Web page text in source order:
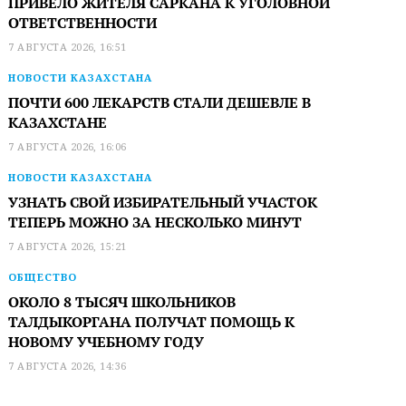
ОТВЕТСТВЕННОСТИ
7 АВГУСТА 2026, 16:51
НОВОСТИ КАЗАХСТАНА
ПОЧТИ 600 ЛЕКАРСТВ СТАЛИ ДЕШЕВЛЕ В
КАЗАХСТАНЕ
7 АВГУСТА 2026, 16:06
НОВОСТИ КАЗАХСТАНА
УЗНАТЬ СВОЙ ИЗБИРАТЕЛЬНЫЙ УЧАСТОК
ТЕПЕРЬ МОЖНО ЗА НЕСКОЛЬКО МИНУТ
7 АВГУСТА 2026, 15:21
ОБЩЕСТВО
ОКОЛО 8 ТЫСЯЧ ШКОЛЬНИКОВ
ТАЛДЫКОРГАНА ПОЛУЧАТ ПОМОЩЬ К
НОВОМУ УЧЕБНОМУ ГОДУ
7 АВГУСТА 2026, 14:36